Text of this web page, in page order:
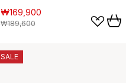
₩169,900
₩189,600
SALE